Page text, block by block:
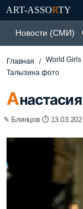
ART-ASSORTY
Новости (СМИ)
Главная World Girls
Талызина фото
А
✎ Блинцов ⏱